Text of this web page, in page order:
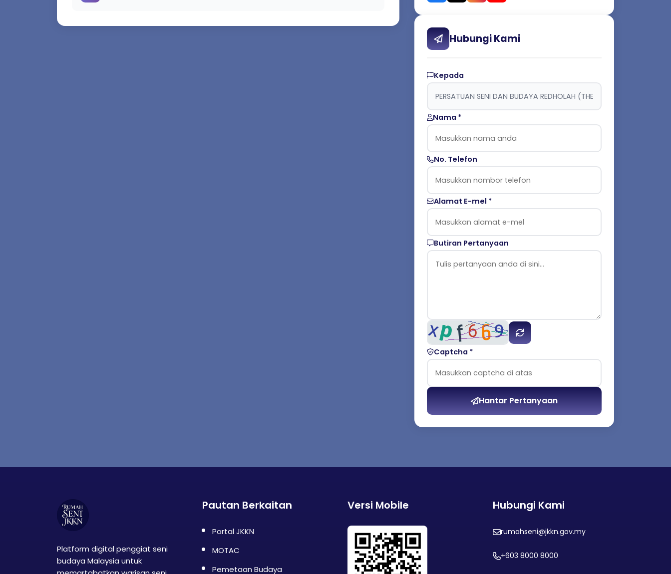
Hubungi Kami
Kepada
Nama *
No. Telefon
Alamat E-mel *
Butiran Pertanyaan
Captcha *
Hantar Pertanyaan
Platform digital penggiat seni
budaya Malaysia untuk
Pautan Berkaitan
Portal JKKN
MOTAC
Pemetaan Budaya
Versi Mobile Hubungi Kami
rumahseni@jkkn.gov.my
+603 8000 8000